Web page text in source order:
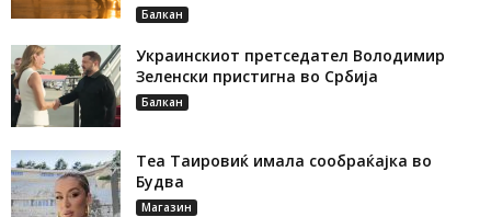
Балкан
Украинскиот претседател Володимир
Зеленски пристигна во Србија
Балкан
Теа Таировиќ имала сообраќајка во
Будва
Магазин